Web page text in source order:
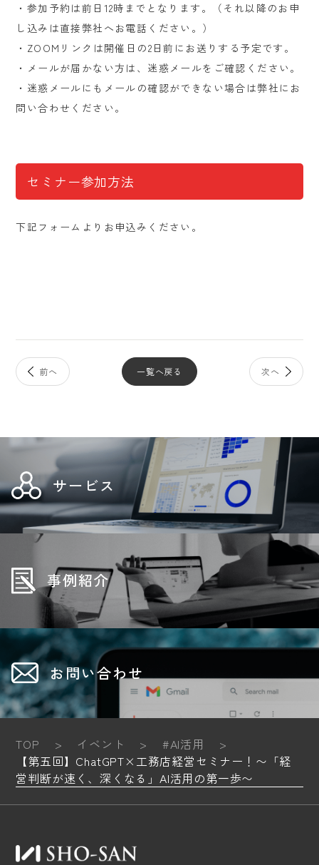
・参加予約は前日12時までとなります。（それ以降のお申
し込みは直接弊社へお電話ください。）
・ZOOMリンクは開催日の2日前にお送りする予定です。
・メールが届かない方は、迷惑メールをご確認ください。
・迷惑メールにもメールの確認ができない場合は弊社にお
問い合わせください。
セミナー参加方法
下記フォームよりお申込みください。
一覧へ戻る
サービス
事例紹介
お問い合わせ
TOP > イベント > #AI活用
>
【第五回】ChatGPT×工務店経営セミナー！〜「経
営判断が速く、深くなる」AI活用の第一歩〜